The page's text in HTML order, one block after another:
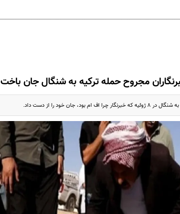
مجروح حمله ترکیه به شنگال جان باخت
خود را از دست داد.